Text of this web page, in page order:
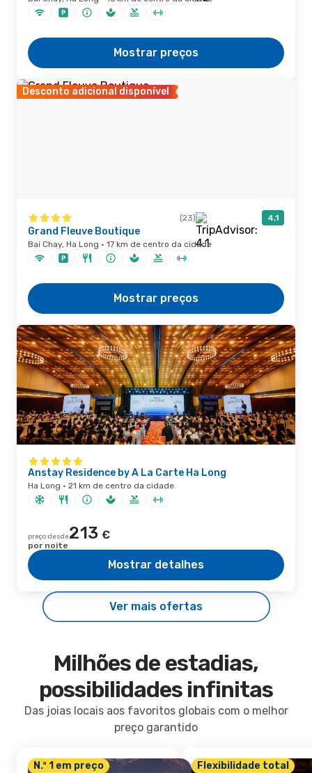
Mostrar preços
Desconto adicional disponível
(23) 4,1
Grand Fleuve Boutique
Bai Chay, Ha Long · 17 km de centro da cidade
Mostrar preços
Anstay Residence by A La Carte Ha Long
Ha Long · 21 km de centro da cidade
preço desde213 €
por noite
Mostrar detalhes
Ver mais ofertas
Milhões de estadias,
possibilidades infinitas
Das joias locais aos favoritos globais com o melhor
preço garantido
N.º 1 em preço Flexibilidade total